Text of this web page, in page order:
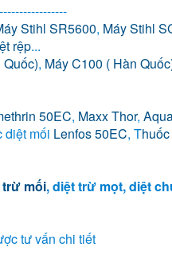
Stihl SR5600, Máy Stihl
rệp...
, Máy C100 ( Hàn
50EC, Maxx Thor,
diệt mối Lenfos 50EC, T
mối, diệt trừ mọt, diệt
tư vấn chi tiết